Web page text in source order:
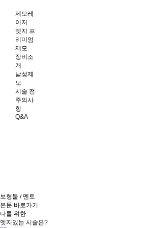
제모레
이저
엣지 프
리미엄
제모
장비소
개
남성제
모
시술 전
주의사
항
Q&A
보형물 / 멘토
본문 바로가기
나를 위한
엣지 있는 시술은?